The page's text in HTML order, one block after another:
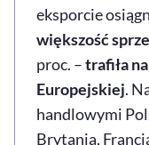
eksporcie
większość
proc. –trafiła
Europejskiej.
handlowymi
Brytania,